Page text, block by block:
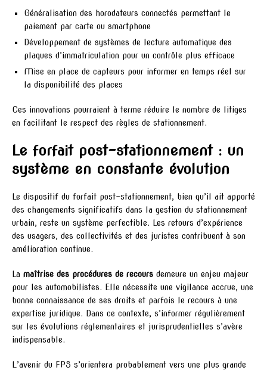
Généralisation des horodateurs connectés permettant le
paiement par carte ou smartphone
Développement de systèmes de lecture automatique des
plaques d’immatriculation pour un contrôle plus efficace
Mise en place de capteurs pour informer en temps réel sur
la disponibilité des places
Ces innovations pourraient à terme réduire le nombre de litiges
en facilitant le respect des règles de stationnement.
Le forfait post-stationnement : un
système en constante évolution
Le dispositif du forfait post-stationnement, bien qu’il ait apporté
des changements significatifs dans la gestion du stationnement
urbain, reste un système perfectible. Les retours d’expérience
des usagers, des collectivités et des juristes contribuent à son
amélioration continue.
La maîtrise des procédures de recours demeure un enjeu majeur
pour les automobilistes. Elle nécessite une vigilance accrue, une
bonne connaissance de ses droits et parfois le recours à une
expertise juridique. Dans ce contexte, s’informer régulièrement
sur les évolutions réglementaires et jurisprudentielles s’avère
indispensable.
L’avenir du FPS s’orientera probablement vers une plus grande